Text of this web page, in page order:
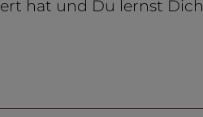
hat und Du lernst Dich